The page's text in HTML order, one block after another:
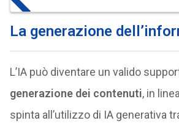
La generazione
L’IA può diventare un valido
generazione dei contenuti, in
spinta all’utilizzo di IA generativa